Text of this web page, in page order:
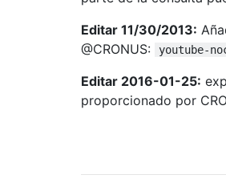
Editar 11/30/2013:
@CRONUS:
youtube-
Editar 2016-01-25:
proporcionado por